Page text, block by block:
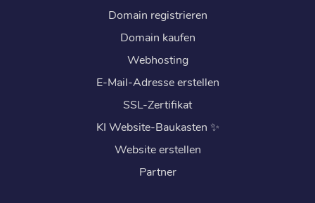
Domain registrieren
Domain kaufen
Webhosting
E-Mail-Adresse erstellen
SSL-Zertifikat
KI Website-Baukasten ✨
Website erstellen
Partner